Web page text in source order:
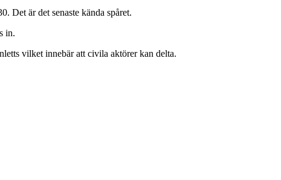
Det är det senaste kända spåret.
in.
vilket innebär att civila aktörer kan delta.